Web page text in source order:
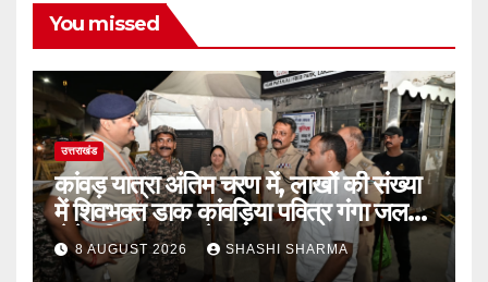
You missed
उत्तराखंड
कांवड़ यात्रा अंतिम चरण में, लाखों की संख्या
में शिवभक्त डाक कांवड़िया पवित्र गंगा जल
लेने हरिद्वार पहुंच रहे
8 AUGUST 2026 SHASHI SHARMA